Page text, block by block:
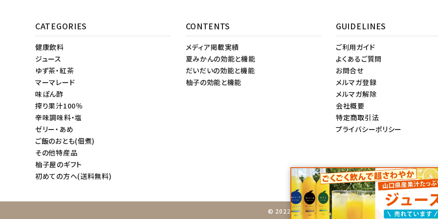
CATEGORIES
健康飲料
ジュース
ゆず茶・紅茶
マーマレード
味ぽん酢
搾り果汁100％
辛味調味料・塩
ゼリー・あめ
ご飯のおとも(佃煮)
その他特産品
柚子屋のギフト
初めての方へ(送料無料)
CONTENTS
メディア掲載実績
夏みかんの効能と機能
だいだいの効能と機能
柚子の効能と機能
GUIDELINES
ご利用ガイド
よくあるご質問
お問合せ
メルマガ登録
メルマガ解除
会社概要
特定商取引法
プライバシーポリシー
© 2022 柚子屋本店. All rights Reserved.